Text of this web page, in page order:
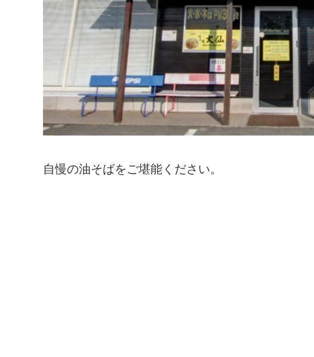
自慢の油そばをご堪能ください。